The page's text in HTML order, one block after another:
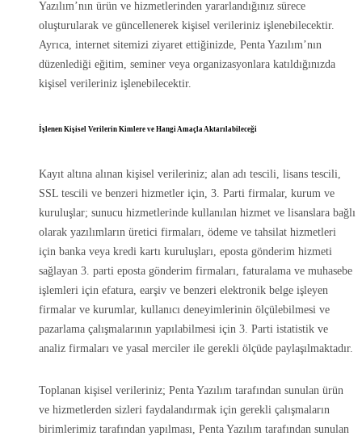
Yazılım’nın ürün ve hizmetlerinden yararlandığınız sürece
oluşturularak ve güncellenerek kişisel verileriniz işlenebilecektir.
Ayrıca, internet sitemizi ziyaret ettiğinizde, Penta Yazılım’nın
düzenlediği eğitim, seminer veya organizasyonlara katıldığınızda
kişisel verileriniz işlenebilecektir.
İşlenen Kişisel Verilerin Kimlere ve Hangi Amaçla Aktarılabileceği
Kayıt altına alınan kişisel verileriniz; alan adı tescili, lisans tescili,
SSL tescili ve benzeri hizmetler için, 3. Parti firmalar, kurum ve
kuruluşlar; sunucu hizmetlerinde kullanılan hizmet ve lisanslara bağlı
olarak yazılımların üretici firmaları, ödeme ve tahsilat hizmetleri
için banka veya kredi kartı kuruluşları, eposta gönderim hizmeti
sağlayan 3. parti eposta gönderim firmaları, faturalama ve muhasebe
işlemleri için efatura, earşiv ve benzeri elektronik belge işleyen
firmalar ve kurumlar, kullanıcı deneyimlerinin ölçülebilmesi ve
pazarlama çalışmalarının yapılabilmesi için 3. Parti istatistik ve
analiz firmaları ve yasal merciler ile gerekli ölçüde paylaşılmaktadır.
Toplanan kişisel verileriniz; Penta Yazılım tarafından sunulan ürün
ve hizmetlerden sizleri faydalandırmak için gerekli çalışmaların
birimlerimiz tarafından yapılması, Penta Yazılım tarafından sunulan